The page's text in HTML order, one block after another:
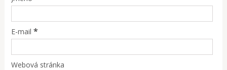
E-mail *
Webová stránka